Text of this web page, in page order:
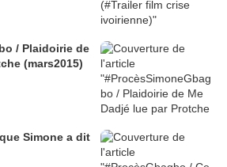
/ Plaidoirie de
(mars2015)
Simone a dit